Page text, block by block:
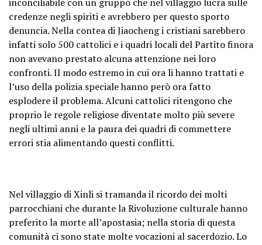
credenze negli spiriti e avrebbero per questo sporto
denuncia. Nella contea di Jiaocheng i cristiani sarebbero
infatti solo 500 cattolici e i quadri locali del Partito finora
non avevano prestato alcuna attenzione nei loro
confronti. Il modo estremo in cui ora li hanno trattati e
l’uso della polizia speciale hanno però ora fatto
esplodere il problema. Alcuni cattolici ritengono che
proprio le regole religiose diventate molto più severe
negli ultimi anni e la paura dei quadri di commettere
errori stia alimentando questi conflitti.
Nel villaggio di Xinli si tramanda il ricordo dei molti
parrocchiani che durante la Rivoluzione culturale hanno
preferito la morte all’apostasia; nella storia di questa
comunità ci sono state molte vocazioni al sacerdozio. Lo